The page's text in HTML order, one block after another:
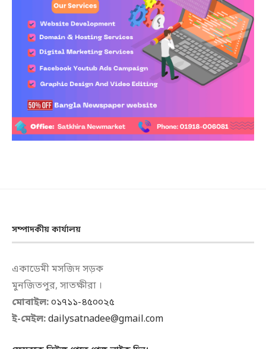
সম্পাদকীয় কার্যালয়
একাডেমী মসজিদ সড়ক
মুনজিতপুর, সাতক্ষীরা ।
মোবাইল:০১৭১১-৪৫০০২৫
ই-মেইল:dailysatnadee@gmail.com